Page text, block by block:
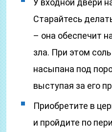
У входной двери
Старайтесь
– она обеспечит
зла. При этом
насыпана под
выступая за его
Приобретите в
и пройдите по